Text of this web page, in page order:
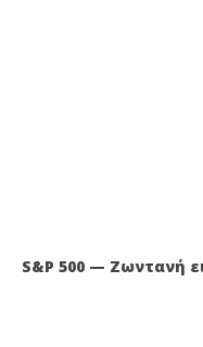
S&P 500 — Ζωντανή